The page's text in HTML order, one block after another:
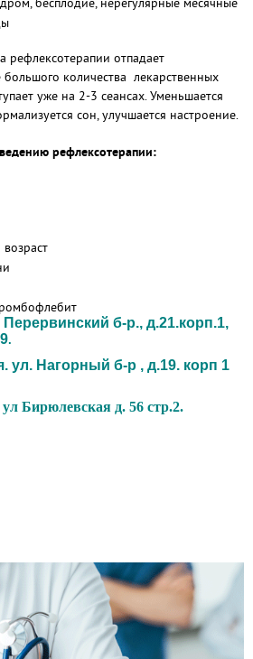
рефлексотерапии отпадает
количества лекарственных
уже на 2-3 сеансах. Уменьшается
сон, улучшается настроение.
рефлексотерапии:
б-р., д.21.корп.1,
.
ул. Нагорный б-р , д.19. корп 1
Бирюлевская д. 56 стр.2.